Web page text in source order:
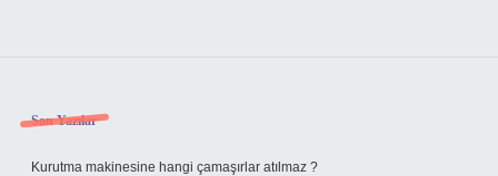
Sidebar
Son Yazılar
Kurutma makinesine hangi çamaşırlar atılmaz ?